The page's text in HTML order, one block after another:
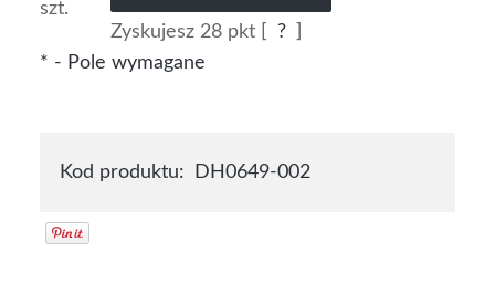
szt.
Zyskujesz 28pkt [ ?
* - Pole wymagane
Kod produktu: DH0649-002